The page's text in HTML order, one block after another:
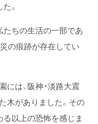
。
たちの生活の一部であ
の痕跡が存在してい
は、阪神・淡路大震
木がありました。その
る以上の恐怖を感じま